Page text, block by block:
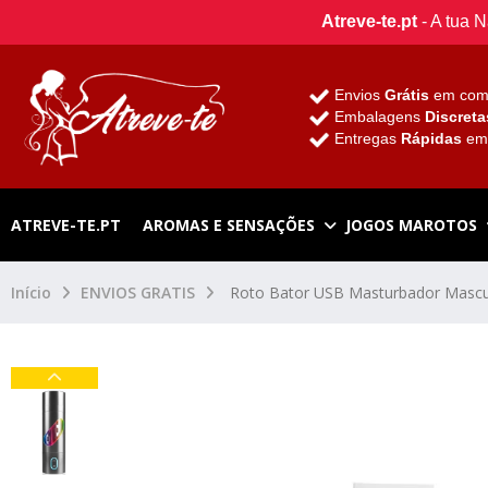
Atreve-te.pt- A tua
Envios Grátis em
Embalagens
Entregas Rápidas em
ATREVE-TE.PT AROMAS E SENSAÇÕES JOGOS MAROTOS
Início ENVIOS GRATIS Roto Bator USB Masturbador